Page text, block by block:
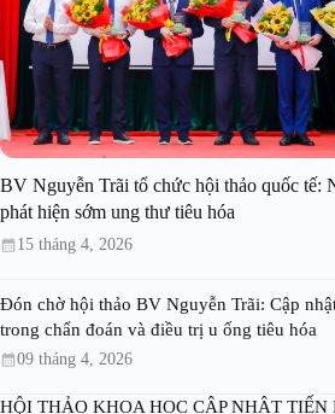
BV Nguyễn Trãi tổ chức hội thảo quốc tế:
phát hiện sớm ung thư tiêu hóa
15 tháng 4, 2026
Đón chờ hội thảo BV Nguyễn Trãi: Cập
trong chẩn đoán và điều trị u ống tiêu hóa
09 tháng 4, 2026
HỘI THẢO KHOA HỌC CẬP NHẬT TIẾN